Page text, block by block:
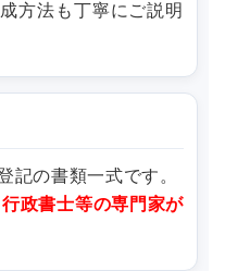
方法も丁寧にご説明
記の書類一式です。
行政書士等の専門家が